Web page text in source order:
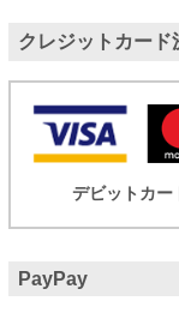
クレジットカード
デビットカー
PayPay